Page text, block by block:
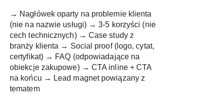
→ Nagłówek oparty na problemie klienta
(nie na nazwie usługi) → 3-5 korzyści (nie
cech technicznych) → Case study z
branży klienta → Social proof (logo, cytat,
certyfikat) → FAQ (odpowiadające na
obiekcje zakupowe) → CTA inline + CTA
na końcu → Lead magnet powiązany z
tematem